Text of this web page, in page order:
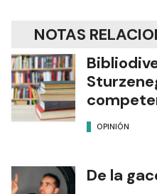
NOTAS
OPINIÓN
De la